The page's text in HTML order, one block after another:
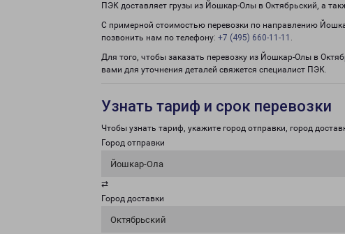
ПЭК доставляет грузы из Йошкар-Олы в Октябрьский, а
С примерной стоимостью перевозки по направлению
позвонить нам по телефону: +7 (495) 660-11-11 .
Для того, чтобы заказать перевозку из Йошкар-Олы в
вами для уточнения деталей свяжется специалист ПЭК.
Узнать тариф и срок перевозки
Чтобы узнать тариф, укажите город отправки, город
Город отправки
Йошкар-Ола
⇄
Город доставки
Октябрьский